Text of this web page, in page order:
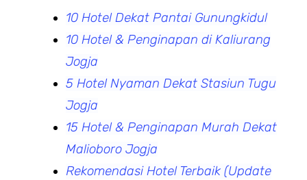
10 Hotel Dekat Pantai Gunungkidul
10 Hotel & Penginapan di Kaliurang
Jogja
5 Hotel Nyaman Dekat Stasiun Tugu
Jogja
15 Hotel & Penginapan Murah Dekat
Malioboro Jogja
Rekomendasi Hotel Terbaik (Update